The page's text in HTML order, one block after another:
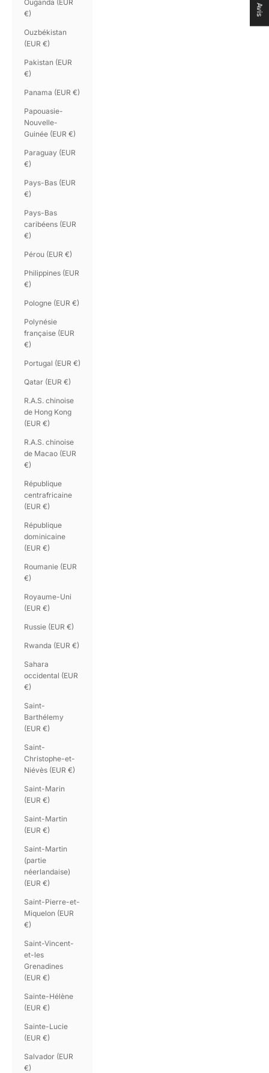
Ouganda (EUR
€)
Ouzbékistan
(EUR €)
Pakistan (EUR
€)
Panama (EUR €)
Papouasie-
Nouvelle-
Guinée (EUR €)
Paraguay (EUR
€)
Pays-Bas (EUR
€)
Pays-Bas
caribéens (EUR
€)
Pérou (EUR €)
Philippines (EUR
€)
Pologne (EUR €)
Polynésie
française (EUR
€)
Portugal (EUR €)
Qatar (EUR €)
R.A.S. chinoise
de Hong Kong
(EUR €)
R.A.S. chinoise
de Macao (EUR
€)
République
centrafricaine
(EUR €)
République
dominicaine
(EUR €)
Roumanie (EUR
€)
Royaume-Uni
(EUR €)
Russie (EUR €)
Rwanda (EUR €)
Sahara
occidental (EUR
€)
Saint-
Barthélemy
(EUR €)
Saint-
Christophe-et-
Niévès (EUR €)
Saint-Marin
(EUR €)
Saint-Martin
(EUR €)
Saint-Martin
(partie
néerlandaise)
(EUR €)
Saint-Pierre-et-
Miquelon (EUR
€)
Saint-Vincent-
et-les
Grenadines
(EUR €)
Sainte-Hélène
(EUR €)
Sainte-Lucie
(EUR €)
Salvador (EUR
€)
Avis